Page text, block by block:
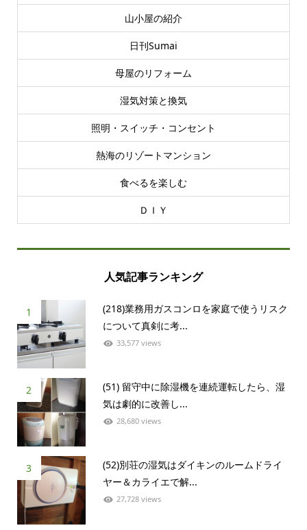
山小屋の紹介
日刊Sumai
母屋のリフォーム
湿気対策と換気
照明・スイッチ・コンセント
熱海のリゾートマンション
食べるを楽しむ
ＤＩＹ
人気記事ランキング
1
(218)業務用ガスコンロを家庭で使うリスク
について真剣に考...
33,577 views
2
(51) 留守中に除湿機を連続運転したら、湿
気は劇的に改善し...
28,680 views
3
(52)別荘の湿気はダイキンのルームドライ
ヤー＆カライエで解...
27,728 views